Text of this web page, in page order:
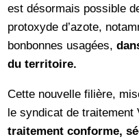
est désormais possible
protoxyde d’azote,
bonbonnes usagées,
du territoire.
Cette nouvelle filière,
le syndicat de traitement
traitement conforme,